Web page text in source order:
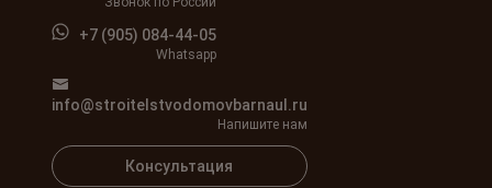
+7 (905) 084-44-05
Whatsapp
info@stroitelstvodomovbarnaul.ru
Напишите нам
Консультация